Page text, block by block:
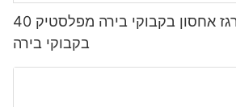
הצטרפו לארגז אחסון בקבוקי בירה מפלסטיק 40
בקבוקי בירה